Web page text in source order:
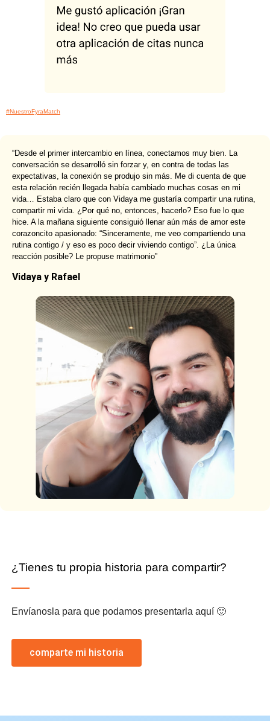
#NuestroFyraMatch
“Desde el primer intercambio en línea, conectamos muy bien. La
conversación se desarrolló sin forzar y, en contra de todas las
expectativas, la conexión se produjo sin más. Me di cuenta de que
esta relación recién llegada había cambiado muchas cosas en mi
vida… Estaba claro que con Vidaya me gustaría compartir una rutina,
compartir mi vida. ¿Por qué no, entonces, hacerlo? Eso fue lo que
hice. A la mañana siguiente consiguió llenar aún más de amor este
corazoncito apasionado: “Sinceramente, me veo compartiendo una
rutina contigo / y eso es poco decir viviendo contigo”. ¿La única
reacción posible? Le propuse matrimonio”
Vidaya y Rafael
¿Tienes tu propia historia para compartir?
Envíanosla para que podamos presentarla aquí 🙂
comparte mi historia